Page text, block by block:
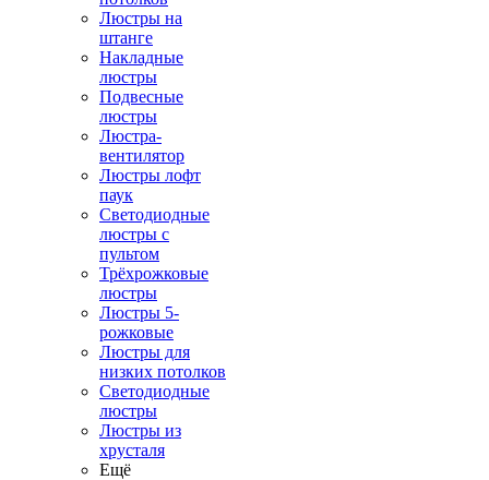
Люстры на
штанге
Накладные
люстры
Подвесные
люстры
Люстра-
вентилятор
Люстры лофт
паук
Светодиодные
люстры с
пультом
Трёхрожковые
люстры
Люстры 5-
рожковые
Люстры для
низких потолков
Cветодиодные
люстры
Люстры из
хрусталя
Ещё